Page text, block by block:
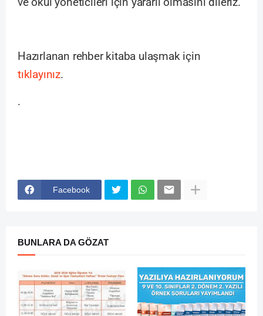
Hazırlanan rehber kitaba ulaşmak için
tıklayınız.
.
Facebook
BUNLARA DA GÖZAT